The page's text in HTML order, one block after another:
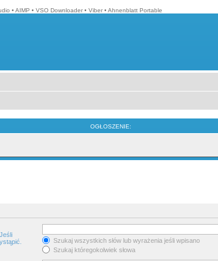
• AIMP • VSO Downloader • Viber • Ahnenblatt Portable
OGŁOSZENIE:
Szukaj wszystkich słów lub wyrażenia jeśli wpisano
Szukaj któregokolwiek słowa